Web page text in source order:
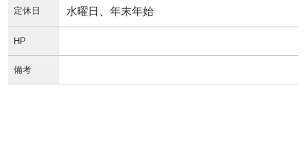
定休日 水曜日、年末年始
HP
備考